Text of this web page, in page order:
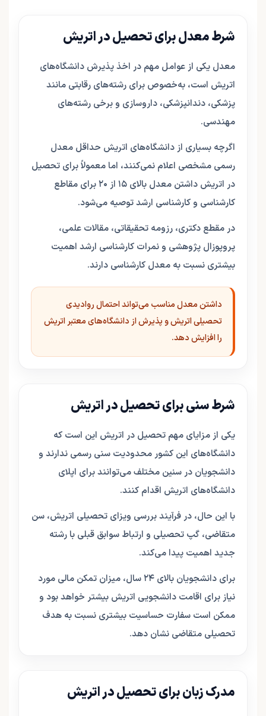
شرط معدل برای تحصیل در اتریش
معدل یکی از عوامل مهم در اخذ پذیرش دانشگاه‌های
اتریش است، به‌خصوص برای رشته‌های رقابتی مانند
پزشکی، دندانپزشکی، داروسازی و برخی رشته‌های
مهندسی.
اگرچه بسیاری از دانشگاه‌های اتریش حداقل معدل
رسمی مشخصی اعلام نمی‌کنند، اما معمولاً برای تحصیل
در اتریش داشتن معدل بالای ۱۵ از ۲۰ برای مقاطع
کارشناسی و کارشناسی ارشد توصیه می‌شود.
در مقطع دکتری، رزومه تحقیقاتی، مقالات علمی،
پروپوزال پژوهشی و نمرات کارشناسی ارشد اهمیت
بیشتری نسبت به معدل کارشناسی دارند.
داشتن معدل مناسب می‌تواند احتمال روادیدی
تحصیلی اتریش و پذیرش از دانشگاه‌های معتبر اتریش
را افزایش دهد.
شرط سنی برای تحصیل در اتریش
یکی از مزایای مهم تحصیل در اتریش این است که
دانشگاه‌های این کشور محدودیت سنی رسمی ندارند و
دانشجویان در سنین مختلف می‌توانند برای اپلای
دانشگاه‌های اتریش اقدام کنند.
با این حال، در فرآیند بررسی ویزای تحصیلی اتریش، سن
متقاضی، گپ تحصیلی و ارتباط سوابق قبلی با رشته
جدید اهمیت پیدا می‌کند.
برای دانشجویان بالای ۲۴ سال، میزان تمکن مالی مورد
نیاز برای اقامت دانشجویی اتریش بیشتر خواهد بود و
ممکن است سفارت حساسیت بیشتری نسبت به هدف
تحصیلی متقاضی نشان دهد.
مدرک زبان برای تحصیل در اتریش